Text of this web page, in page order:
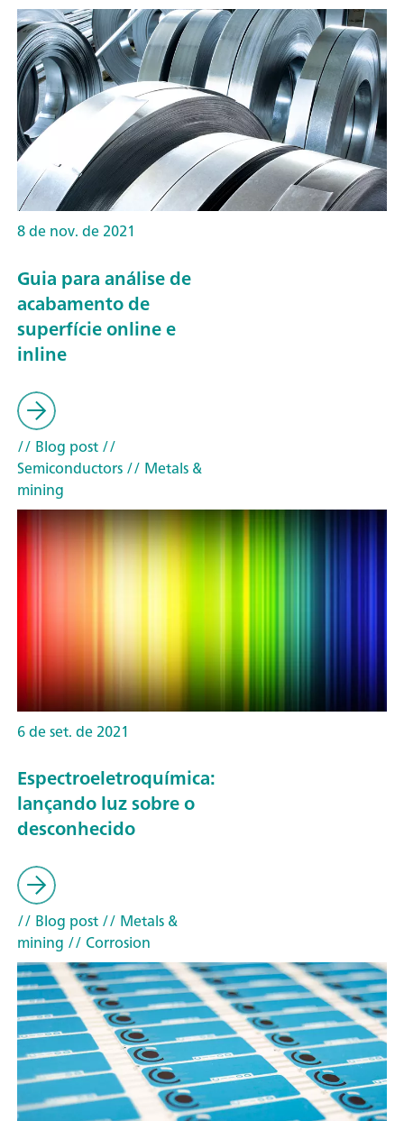
8 de nov. de 2021
Guia para análise de
acabamento de
superfície online e
inline
// Blog post//
Semiconductors// Metals &
mining
6 de set. de 2021
Espectroeletroquímica:
lançando luz sobre o
desconhecido
// Blog post// Metals &
mining // Corrosion